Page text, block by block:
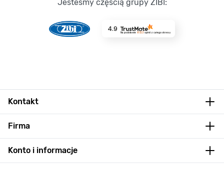
Jesteśmy częścią grupy ZIBI:
4.9
Na podstawie 8723 opinii z całego okresu
Kontakt
Firma
Konto i informacje